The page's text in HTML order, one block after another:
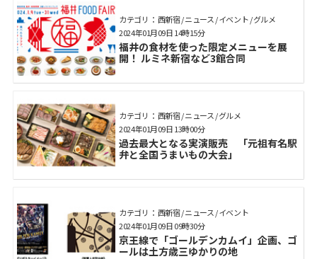
カテゴリ： 西新宿 / ニュース / イベント / グルメ
福井の食材を使った限定メニューを展
開！ ルミネ新宿など3館合同
2024年01月09日 14時15分
カテゴリ： 西新宿 / ニュース / グルメ
過去最大となる実演販売 「元祖有名駅
弁と全国うまいもの大会」
2024年01月09日 13時00分
カテゴリ： 西新宿 / ニュース / イベント
京王線で「ゴールデンカムイ」企画、ゴ
ールは土方歳三ゆかりの地
2024年01月09日 09時30分